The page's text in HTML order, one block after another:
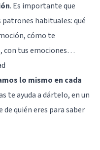
. Es importante que
habituales: qué
cómo te
con tus emociones…
lo mismo en cada
te ayuda a dártelo, en un
quién eres para saber